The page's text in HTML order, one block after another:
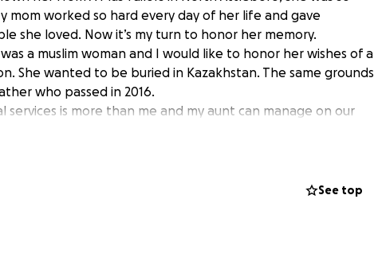
mom worked so hard every day of her life and gave
she loved. Now it’s my turn to honor her memory.
a muslim woman and I would like to honor her wishes of a
She wanted to be buried in Kazakhstan. The same grounds
who passed in 2016.
is more than me and my aunt can manage on our
but I’ve come to realize I need help. My mother is
and dignified goodbye she earned.
See top